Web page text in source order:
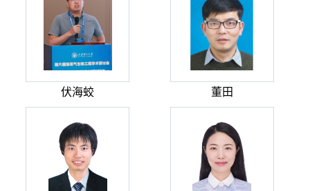
伏海蛟 董田